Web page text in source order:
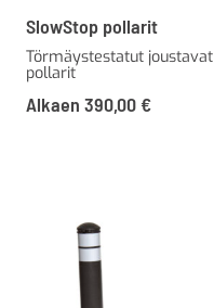
SlowStop pollarit
Törmäystestatut joustavat
pollarit
Alkaen 390,00 €